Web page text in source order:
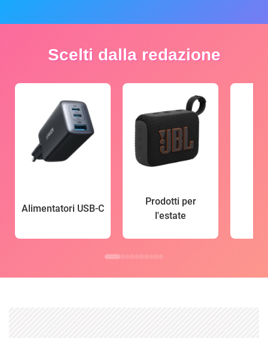
Scelti dalla redazione
Alimentatori USB-C
Prodotti per
l'estate